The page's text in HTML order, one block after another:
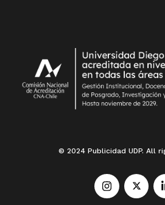
© 2024 Publicidad UDP. All